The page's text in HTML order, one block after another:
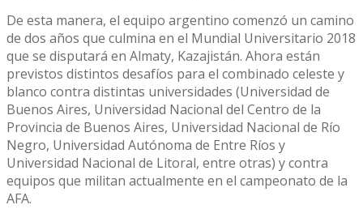
De esta manera, el equipo argentino comenzó un camino
de dos años que culmina en el Mundial Universitario 2018
que se disputará en Almaty, Kazajistán. Ahora están
previstos distintos desafíos para el combinado celeste y
blanco contra distintas universidades (Universidad de
Buenos Aires, Universidad Nacional del Centro de la
Provincia de Buenos Aires, Universidad Nacional de Río
Negro, Universidad Autónoma de Entre Ríos y
Universidad Nacional de Litoral, entre otras) y contra
equipos que militan actualmente en el campeonato de la
AFA.